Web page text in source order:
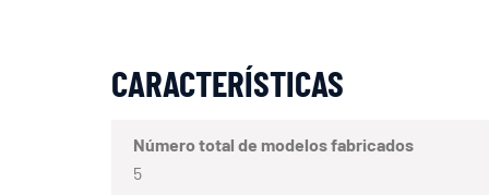
CARACTERÍSTICAS
Número total de modelos fabricados
5